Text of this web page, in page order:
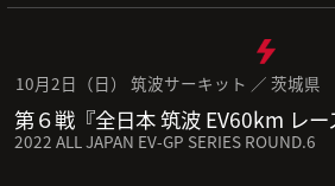
10月2日（日） 筑波サーキット ／ 茨城県
第６戦『全日本 筑波 EV60km レー
2022 ALL JAPAN EV-GP SERIES ROUND.6